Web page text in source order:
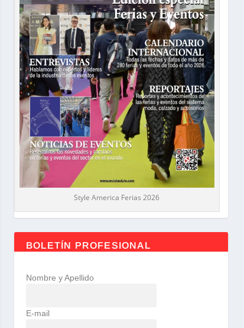
Style America Ferias 2026
BOLETÍN PROFESIONAL
Nombre y Apellido
E-mail